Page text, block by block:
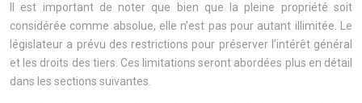
Il est important de noter que bien que la pleine propriété soit
considérée comme absolue, elle n’est pas pour autant illimitée. Le
législateur a prévu des restrictions pour préserver l’intérêt général
et les droits des tiers. Ces limitations seront abordées plus en détail
dans les sections suivantes.